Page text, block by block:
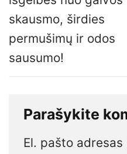
skausmo, širdies
permušimų ir odos
sausumo!
Parašykite
El. pašto